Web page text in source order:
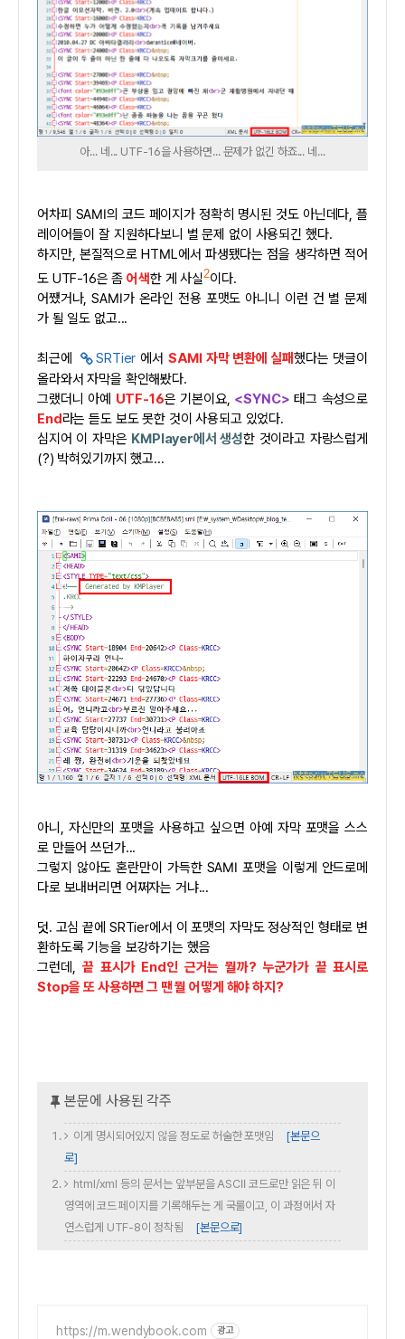
아... 네... UTF-16을 사용하면... 문제가 없긴 하죠... 네...
어차피 SAMI의 코드 페이지가 정확히 명시된 것도 아닌데다, 플
레이어들이 잘 지원하다보니 별 문제 없이 사용되긴 했다.
하지만, 본질적으로 HTML에서 파생됐다는 점을 생각하면 적어
도 UTF-16은 좀어색한 게 사실2이다.
어쨌거나, SAMI가 온라인 전용 포맷도 아니니 이런 건 별 문제
가 될 일도 없고...
최근에 SRTier 에서 SAMI 자막 변환에 실패했다는 댓글이
올라와서 자막을 확인해봤다.
그랬더니 아예 UTF-16은 기본이요, <SYNC> 태그 속성으로
End라는 듣도 보도 못한 것이 사용되고 있었다.
심지어 이 자막은 KMPlayer에서 생성한 것이라고 자랑스럽게
(?) 박혀있기까지 했고...
아니, 자신만의 포맷을 사용하고 싶으면 아예 자막 포맷을 스스
로 만들어 쓰던가...
그렇지 않아도 혼란만이 가득한 SAMI 포맷을 이렇게 안드로메
다로 보내버리면 어쩌자는 거냐...
덧. 고심 끝에 SRTier에서 이 포맷의 자막도 정상적인 형태로 변
환하도록 기능을 보강하기는 했음
그런데,끝 표시가 End인 근거는 뭘까? 누군가가 끝 표시로
Stop을 또 사용하면 그 땐 뭘 어떻게 해야 하지?
이게 명시되어있지 않을 정도로 허술한 포맷임
[본문으
로]
html/xml 등의 문서는 앞부분을 ASCII 코드로만 읽은 뒤 이
영역에 코드 페이지를 기록해두는 게 국룰이고, 이 과정에서 자
연스럽게 UTF-8이 정착됨
[본문으로]
https://m.wendybook.com 광고